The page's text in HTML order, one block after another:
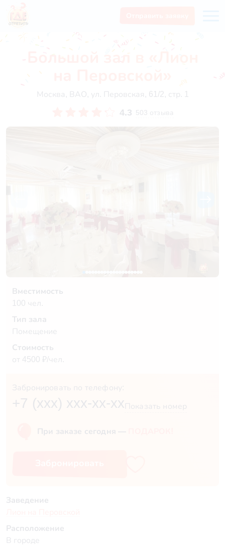
Большой зал в «Лион
Москва, ВАО, ул. Перовская, 61/2, стр. 1
4.3 503 отзыва
Вместимость
100 чел.
Тип зала
Помещение
Стоимость
от 4500 ₽/чел.
Забронировать по телефону:
+7 (xxx) xxx-xx-xx Показать номер
При заказе сегодня —
Заведение
Расположение
В городе